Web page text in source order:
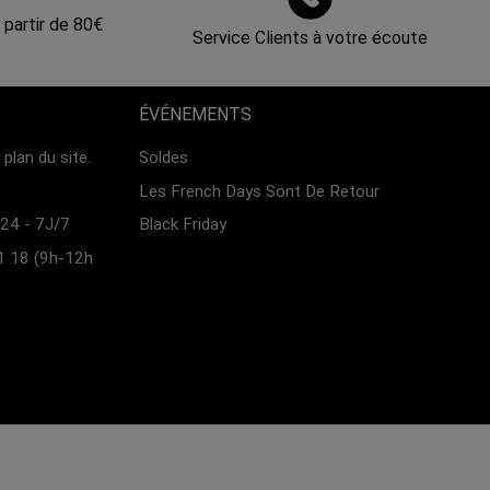
de 80€
Service Clients à votre écoute
du site.
- 7J/7
18 (9h-12h
ÉVÉNEMENTS
Soldes
Les French Days Sont De Retour
Black Friday